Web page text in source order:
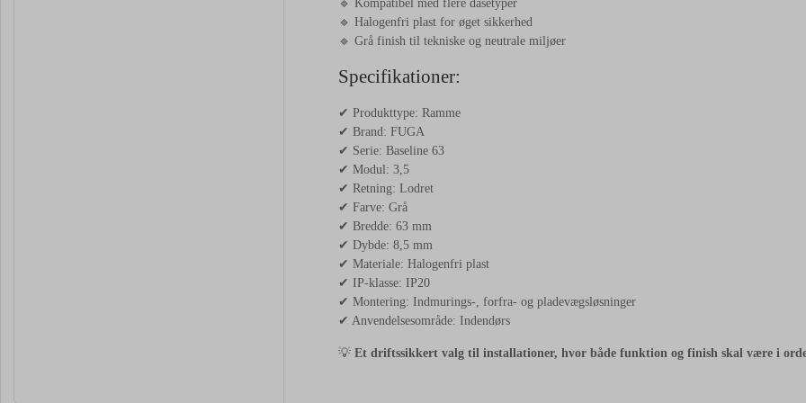
🔹 Kompatibel med flere dåsetyper
🔹 Halogenfri plast for øget sikkerhed
🔹 Grå finish til tekniske og neutrale miljøer
Specifikationer:
✔ Produkttype: Ramme
✔ Brand: FUGA
✔ Serie: Baseline 63
✔ Modul: 3,5
✔ Retning: Lodret
✔ Farve: Grå
✔ Bredde: 63 mm
✔ Dybde: 8,5 mm
✔ Materiale: Halogenfri plast
✔ IP-klasse: IP20
✔ Montering: Indmurings-, forfra- og pladevægsløsninger
✔ Anvendelsesområde: Indendørs
💡 Et driftssikkert valg til installationer, hvor både funktion og finish skal være i